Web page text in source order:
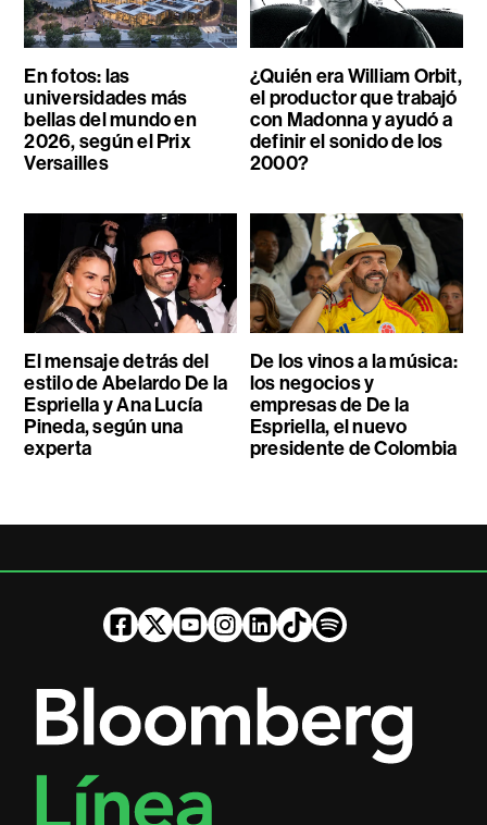
En fotos: las
universidades más
bellas del mundo en
2026, según el Prix
Versailles
¿Quién era William Orbit,
el productor que trabajó
con Madonna y ayudó a
definir el sonido de los
2000?
El mensaje detrás del
estilo de Abelardo De la
Espriella y Ana Lucía
Pineda, según una
experta
De los vinos a la música:
los negocios y
empresas de De la
Espriella, el nuevo
presidente de Colombia